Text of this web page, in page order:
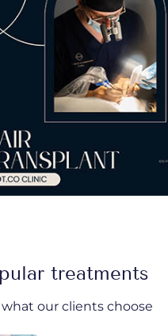
treatments
what our clients choose